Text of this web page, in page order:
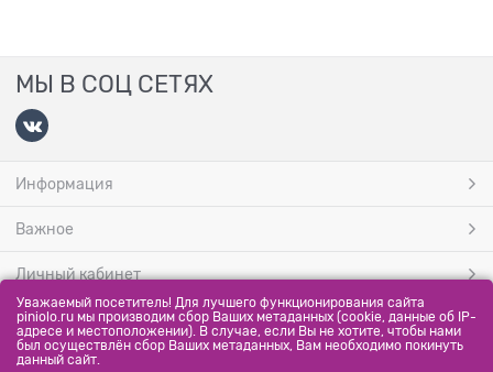
МЫ В СОЦ СЕТЯХ
Информация
Важное
Личный кабинет
МЫ ПРИНИМАЕМ
Уважаемый посетитель! Для лучшего функционирования сайта
piniolo.ru мы производим сбор Ваших метаданных (cookie, данные об IP-
адресе и местоположении). В случае, если Вы не хотите, чтобы нами
был осуществлён сбор Ваших метаданных, Вам необходимо покинуть
данный сайт.